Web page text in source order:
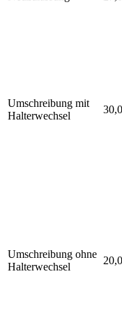
Umschreibung mit
Halterwechsel
Umschreibung ohne
Halterwechsel